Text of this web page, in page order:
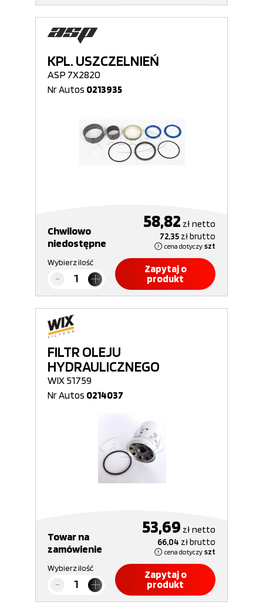
KPL. USZCZELNIEŃ
ASP 7X2820
Nr Autos 0213935
Chwilowo
niedostępne
58,82 złnetto
72,35 złbrutto
cena dotyczy szt
Wybierz ilość
Zapytaj o
produkt
FILTR OLEJU
HYDRAULICZNEGO
WIX 51759
Nr Autos 0214037
Towar na
zamówienie
53,69 złnetto
66,04 złbrutto
cena dotyczy szt
Wybierz ilość
Zapytaj o
produkt